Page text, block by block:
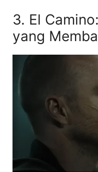
3. El
yang